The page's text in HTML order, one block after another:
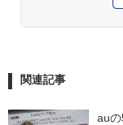
関連記事
auの